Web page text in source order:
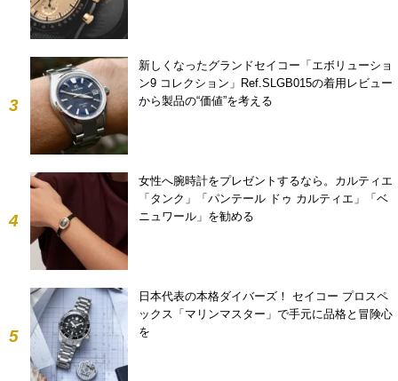
3
新しくなったグランドセイコー「エボリューショ
ン9 コレクション」Ref.SLGB015の着用レビュー
から製品の“価値”を考える
4
女性へ腕時計をプレゼントするなら。カルティエ
「タンク」「パンテール ドゥ カルティエ」「ベ
ニュワール」を勧める
5
日本代表の本格ダイバーズ！ セイコー プロスペ
ックス「マリンマスター」で手元に品格と冒険心
を